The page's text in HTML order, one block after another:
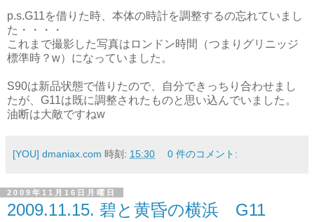
p.s.G11を借りた時、本体の時計を調整するの忘れていまし
た・・・・
これまで撮影した写真はロンドン時間（つまりグリニッジ
標準時？w）になっていました。
S90は新品状態で借りたので、自分できっちり合わせまし
たが、G11は既に調整されたものと思い込んでいました。
油断は大敵ですねw
[YOU] dmaniax.com 時刻: 15:30 0 件のコメント:
2009年11月16日月曜日
2009.11.15. 碧と黄昏の横浜 G11